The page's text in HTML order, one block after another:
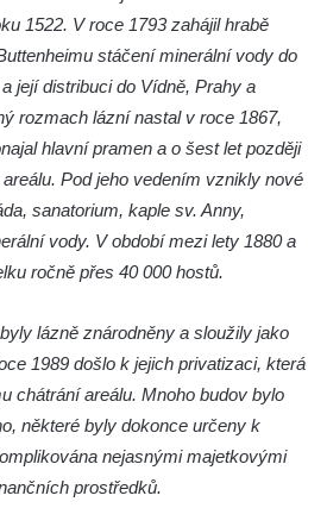
Křečanech
(Sadová ulice)
ulici v Dubé
ulici v Dubé
ulici v Dubé
ulici v Dubé
ulici v Dubé
ulici v Dubé
v Dubé
světa v Sebnitz
1522. V roce 1793 zahájil hrabě
stáčení minerální vody do
její distribuci do Vídně, Prahy a
rozmach lázní nastal v roce 1867,
hlavní pramen a o šest let později
Pod jeho vedením vznikly nové
sanatorium, kaple sv. Anny,
vody. V období mezi lety 1880 a
ročně přes 40 000 hostů.
lázně znárodněny a sloužily jako
1989 došlo k jejich privatizaci, která
chátrání areálu. Mnoho budov bylo
některé byly dokonce určeny k
nejasnými majetkovými
prostředků.